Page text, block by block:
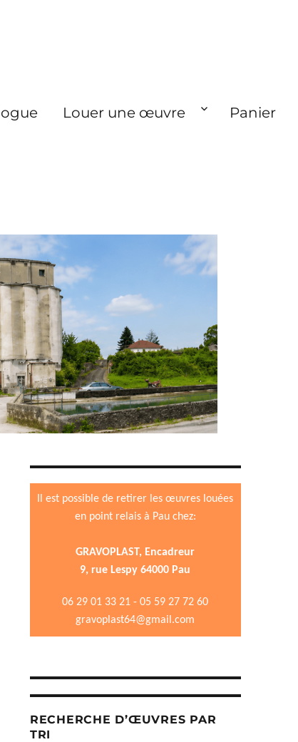
Louer une œuvre Panier
Il est possible de retirer les œuvres louées
en point relais à Pau chez:
GRAVOPLAST, Encadreur
9, rue Lespy 64000 Pau
06 29 01 33 21 - 05 59 27 72 60
gravoplast64@gmail.com
RECHERCHE D’ŒUVRES PAR
TRI